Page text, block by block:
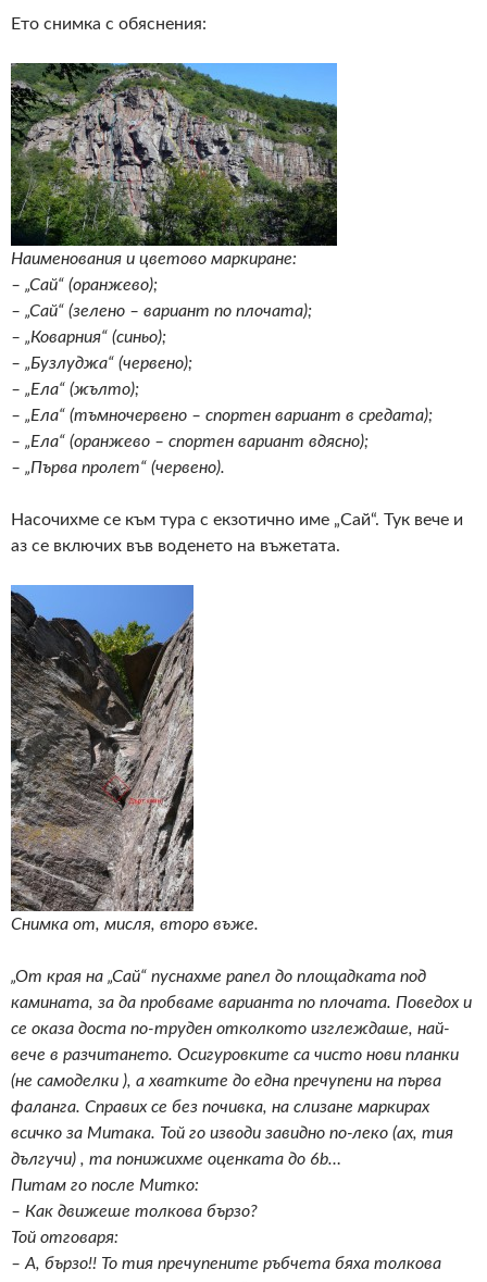
Ето снимка с обяснения:
Наименования и цветово маркиране:
– „Сай“ (оранжево);
– „Сай“ (зелено – вариант по плочата);
– „Коварния“ (синьо);
– „Бузлуджа“ (червено);
– „Ела“ (жълто);
– „Ела“ (тъмночервено – спортен вариант в средата);
– „Ела“ (оранжево – спортен вариант вдясно);
– „Първа пролет“ (червено).
Насочихме се към тура с екзотично име „Сай“. Тук вече и
аз се включих във воденето на въжетата.
Снимка от, мисля, второ въже.
„От края на „Сай“ пуснахме рапел до площадката под
камината, за да пробваме варианта по плочата. Поведох и
се оказа доста по-труден отколкото изглеждаше, най-
вече в разчитането. Осигуровките са чисто нови планки
(не самоделки ), а хватките до една пречупени на първа
фаланга. Справих се без почивка, на слизане маркирах
всичко за Митака. Той го изводи завидно по-леко (ах, тия
дългучи) , та понижихме оценката до 6b…
Питам го после Митко:
– Как движеше толкова бързо?
Той отговаря:
– А, бързо!! То тия пречупените ръбчета бяха толкова